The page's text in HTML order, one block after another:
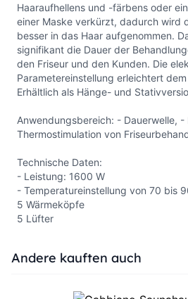
Haaraufhellens und -färbens oder
einer Maske verkürzt, dadurch wird
besser in das Haar aufgenommen.
signifikant die Dauer der
den Friseur und den Kunden. Die
Parametereinstellung erleichtert
Erhältlich als Hänge- und
Anwendungsbereich: - Dauerwelle,
Thermostimulation von
Technische Daten:
- Leistung: 1600 W
- Temperatureinstellung von 70 bis
5 Wärmeköpfe
5 Lüfter
Press to skip carousel
Andere kauften auch